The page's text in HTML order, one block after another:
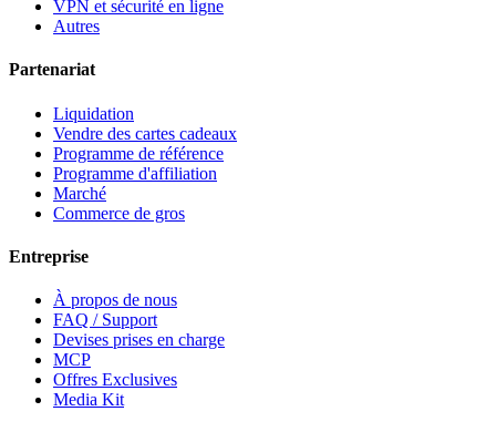
VPN et sécurité en ligne
Autres
Partenariat
Liquidation
Vendre des cartes cadeaux
Programme de référence
Programme d'affiliation
Marché
Commerce de gros
Entreprise
À propos de nous
FAQ / Support
Devises prises en charge
MCP
Offres Exclusives
Media Kit